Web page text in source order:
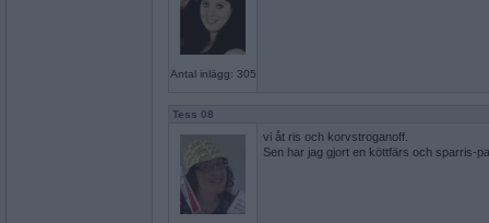
Antal inlägg: 305
Tess 08
vi åt ris och korvstroganoff.
Sen har jag gjort en köttfärs och sparris-